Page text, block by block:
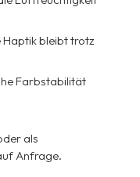
Haptik bleibt trotz
Farbstabilität
als
Anfrage.